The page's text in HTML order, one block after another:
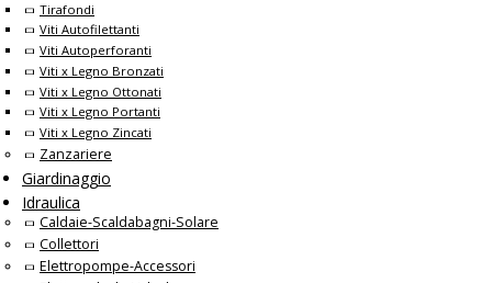
Tirafondi
Viti Autofilettanti
Viti Autoperforanti
Viti x Legno Bronzati
Viti x Legno Ottonati
Viti x Legno Portanti
Viti x Legno Zincati
Zanzariere
Giardinaggio
Idraulica
Caldaie-Scaldabagni-Solare
Collettori
Elettropompe-Accessori